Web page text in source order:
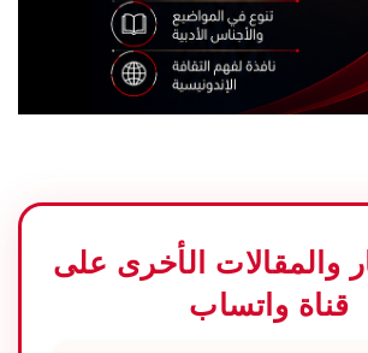
والمقالات الأخرى على
قناة واتساب